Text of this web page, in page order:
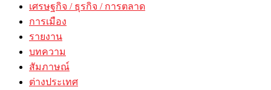
เศรษฐกิจ / ธุรกิจ / การตลาด
การเมือง
รายงาน
บทความ
สัมภาษณ์
ต่างประเทศ